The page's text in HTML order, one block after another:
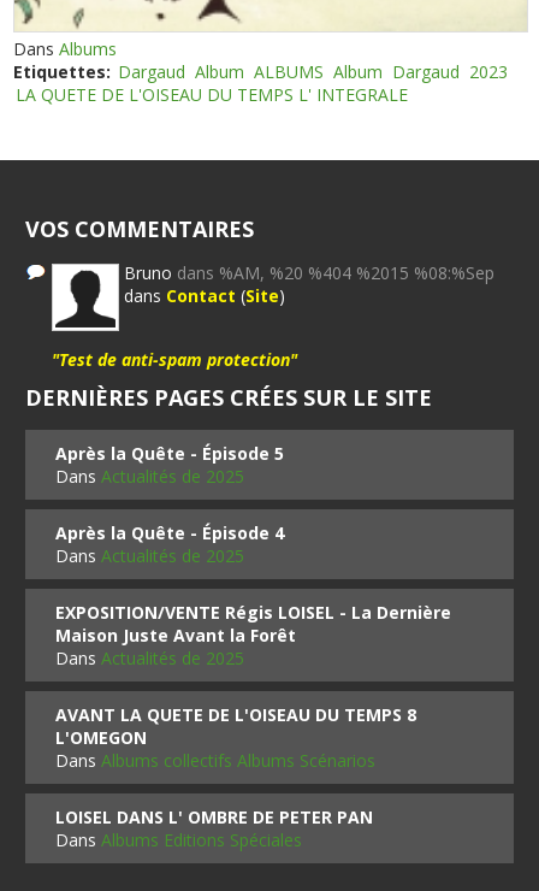
DansAlbums
Etiquettes: Dargaud Album ALBUMS Album Dargaud 2023
LA QUETE DE L'OISEAU DU TEMPS L' INTEGRALE
VOS COMMENTAIRES
Bruno dans %AM, %20 %404 %2015 %08:%Sep
dans Contact (Site)
"Test de anti-spam protection"
DERNIÈRES PAGES CRÉES SUR LE SITE
Après la Quête - Épisode 5
DansActualités de 2025
Après la Quête - Épisode 4
DansActualités de 2025
EXPOSITION/VENTE Régis LOISEL - La Dernière
Maison Juste Avant la Forêt
DansActualités de 2025
AVANT LA QUETE DE L'OISEAU DU TEMPS 8
L'OMEGON
DansAlbums collectifs Albums Scénarios
LOISEL DANS L' OMBRE DE PETER PAN
DansAlbums Editions Spéciales